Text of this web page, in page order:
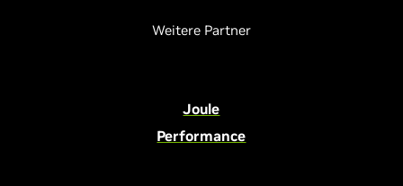
Weitere Partner
Joule
Performance